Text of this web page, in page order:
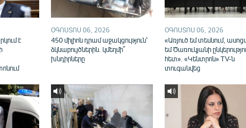
է
ՕԳՈՍՏՈՍ 06, 2026
450 միլիոն դրամ աջակցություն՝
ձկնաբույծներին. կմեղմի՞
խնդիրները
ՕԳՈՍՏՈՍ 06, 2026
«Առյուծ եմ տեսնում,
եմ Ծառուկյանի
հետ». «Կենտրոն» TV-ն
տուգանվեց